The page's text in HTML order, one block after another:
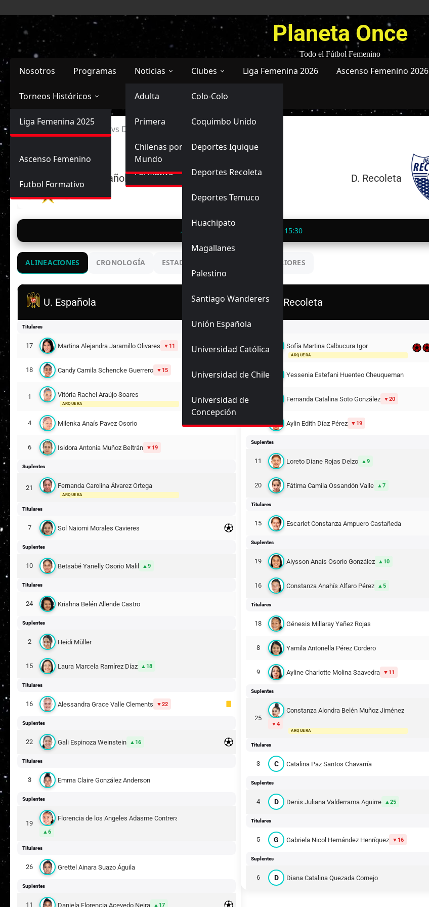
al
contenido
Planeta Once
Todo el Fútbol Femenino
Nosotros Programas Noticias
Selección Chilena
Adulta
Sub-20
Sub-17
Futbol Nacional
Primera
Ascenso
Formativo
Futbol Internacional
Chilenas por el
Mundo
Clubes
Primera
Colo-Colo
Coquimbo Unido
Deportes Iquique
Deportes Recoleta
Deportes Temuco
Huachipato
Magallanes
Palestino
Santiago Wanderers
Unión Española
Universidad Católica
Universidad de Chile
Universidad de
Concepción
Ascenso
Liga Femenina 2026 Ascenso Femenino 2026
Torneos Históricos
Primera División
Femenina
Liga Femenina 2025
Ascenso Femenino
Futbol Formativo
Inicio Unión Española vs Deportes Recoleta
U. Española D. Recoleta
5-2
📍 Santa Laura 🕒 15:30
ALINEACIONES CRONOLOGÍA ESTADIO ENCUENTROS ANTERIORES
U. Española
Titulares
17 Martina Alejandra Jaramillo Olivares 11
18 Candy Camila Schencke Guerrero 15
1 Vitória Rachel Araújo Soares
ARQUERA
4 Milenka Anaís Pavez Osorio
6 Isidora Antonia Muñoz Beltrán 19
Suplentes
21 Fernanda Carolina Álvarez Ortega
ARQUERA
Titulares
7 Sol Naiomi Morales Cavieres
Suplentes
10 Betsabé Yanelly Osorio Malil 9
Titulares
24 Krishna Belén Allende Castro
Suplentes
2 Heidi Müller
15 Laura Marcela Ramírez Díaz 18
Titulares
16 Alessandra Grace Valle Clements 22
Suplentes
22 Gali Espinoza Weinstein 16
Titulares
3 Emma Claire González Anderson
Suplentes
19
Florencia de los Angeles Adasme Contreras
6
Titulares
26 Grettel Ainara Suazo Águila
Suplentes
11 Daniela Florencia Acevedo Neira 17
D. Recoleta
12 Sofía Martina Calbucura Igor
ARQUERA
14 Yessenia Estefani Huenteo Cheuqueman
Fernanda Catalina Soto González 20
10 Aylin Edith Díaz Pérez 19
Suplentes
11 Loreto Diane Rojas Delzo 9
20 Fátima Camila Ossandón Valle 7
Titulares
15 Escarlet Constanza Ampuero Castañeda
Suplentes
19 Alysson Anaís Osorio González 10
16 Constanza Anahís Alfaro Pérez 5
Titulares
18 Génesis Millaray Yañez Rojas
8 Yamila Antonella Pérez Cordero
9 Ayline Charlotte Molina Saavedra 11
Suplentes
25
Constanza Alondra Belén Muñoz Jiménez
4
ARQUERA
Titulares
3 C Catalina Paz Santos Chavarría
Suplentes
4 D Denis Juliana Valderrama Aguirre 25
Titulares
5 G Gabriela Nicol Hernández Henríquez 16
Suplentes
6 D Diana Catalina Quezada Cornejo